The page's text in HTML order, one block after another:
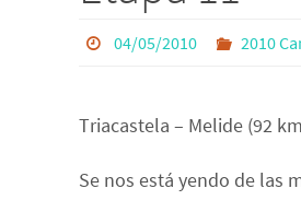
04/05/2010 2010
Triacastela – Melide (92
Se nos está yendo de las